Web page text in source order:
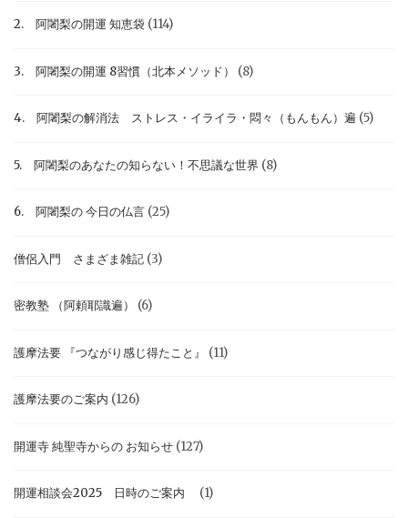
2. 阿闍梨の開運 知恵袋 (114)
3. 阿闍梨の開運 8習慣（北本メソッド） (8)
4. 阿闍梨の解消法 ストレス・イライラ・悶々（もんもん）遍 (5)
5. 阿闍梨のあなたの知らない！不思議な世界 (8)
6. 阿闍梨の 今日の仏言 (25)
僧侶入門 さまざま雑記 (3)
密教塾 （阿頼耶識遍） (6)
護摩法要 『つながり感じ得たこと』 (11)
護摩法要のご案内 (126)
開運寺 純聖寺からの お知らせ (127)
開運相談会2025 日時のご案内 (1)